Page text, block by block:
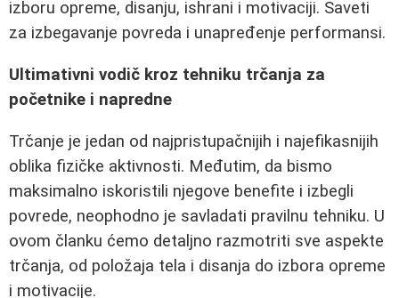
izboru opreme, disanju, ishrani i motivaciji. Saveti
za izbegavanje povreda i unapređenje performansi.
Ultimativni vodič kroz tehniku trčanja za
početnike i napredne
Trčanje je jedan od najpristupačnijih i najefikasnijih
oblika fizičke aktivnosti. Međutim, da bismo
maksimalno iskoristili njegove benefite i izbegli
povrede, neophodno je savladati pravilnu tehniku. U
ovom članku ćemo detaljno razmotriti sve aspekte
trčanja, od položaja tela i disanja do izbora opreme
i motivacije.